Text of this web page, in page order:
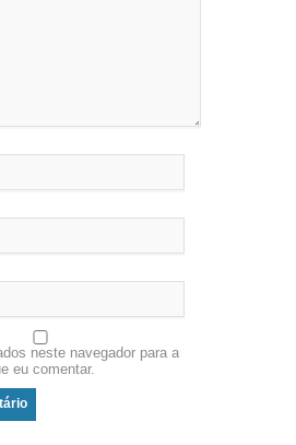
neste navegador para a
eu comentar.